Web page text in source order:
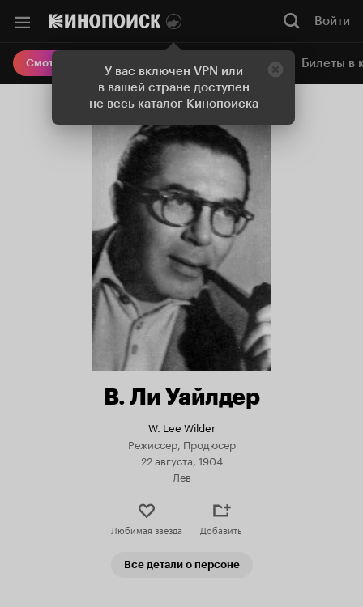
У вас включен VPN или
в вашей стране доступен
не весь каталог Кинопоиска
Войти
Смотреть кино Онлайн-кинотеатр Билеты в
В. Ли Уайлдер
W. Lee Wilder
Режиссер, Продюсер
22 августа, 1904
Лев
Любимая звезда Добавить
Все детали о персоне